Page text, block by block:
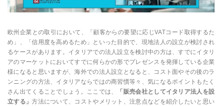
欧州企業との取引において、「顧客からの要望に応じVATコード取得するた
め」、「信用度を高めるため」といった目的で、現地法人の設立が検討され
るケースがあります。イタリアでの法人設立を検討中の方は、すでにイタリ
アのマーケットにおいてすでに何らかの形でプレゼンスを発揮している企業
様になると思いますが、海外での法人設立となると、コスト面やその後のラ
ンニングの方法、イタリアならではの商習慣等々、気になるポイントもたく
さん出てくることでしょう。ここでは、
「販売会社としてイタリア法人を設
立する」方法について、コストやメリット、注意点などを紹介したいと思い